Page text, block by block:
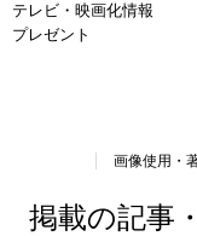
テレビ・映画化情報
プレゼント
画像使用・
掲載の記事